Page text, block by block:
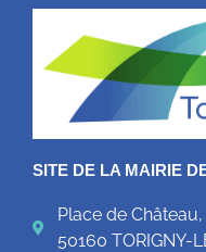
SITE DE LA MAIRIE
Place de Château,
50160 TORIGNY-